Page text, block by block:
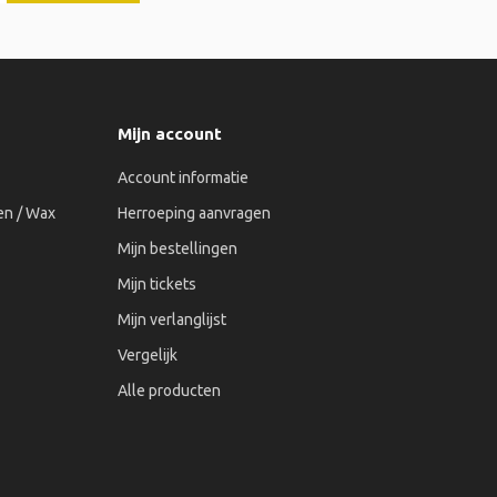
/ Wax
Mijn account
Account informatie
Herroeping aanvragen
Mijn bestellingen
Mijn tickets
Mijn verlanglijst
Vergelijk
Alle producten